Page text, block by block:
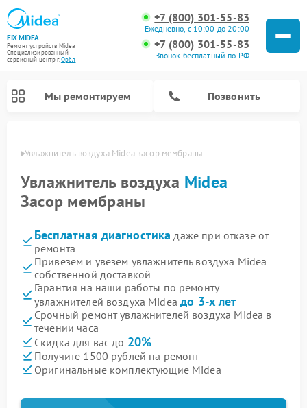
FIX-MIDEA
Ремонт устройств Midea
Специализированный
cервисный центр г.Орёл
+7 (800) 301-55-83
Ежедневно, с 10:00 до 20:00
+7 (800) 301-55-83
Звонок бесплатный по РФ
Мы ремонтируем Позвонить
Увлажнитель воздуха Midea засор мембраны
Увлажнитель воздуха Midea
Засор мембраны
Бесплатная диагностика даже при отказе от
ремонта
Привезем и увезем увлажнитель воздуха Midea
собственной доставкой
Гарантия на наши работы по ремонту
увлажнителей воздуха Mideaдо 3-х лет
Срочный ремонт увлажнителей воздуха Midea в
течении часа
Скидка для вас до 20%
Получите 1500 рублей на ремонт
Оригинальные комплектующие Midea